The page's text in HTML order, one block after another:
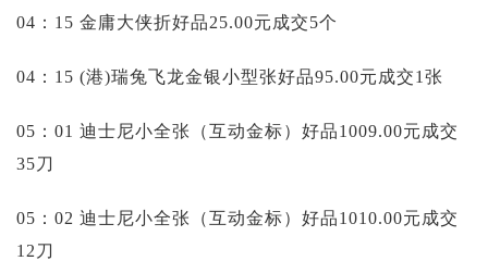
04：15 金庸大侠折好品25.00元成交5个
04：15 (港)瑞兔飞龙金银小型张好品95.00元成交1张
05：01 迪士尼小全张（互动金标）好品1009.00元成交
35刀
05：02 迪士尼小全张（互动金标）好品1010.00元成交
12刀